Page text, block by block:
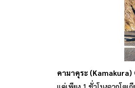
คามาคุระ (Kamakura)